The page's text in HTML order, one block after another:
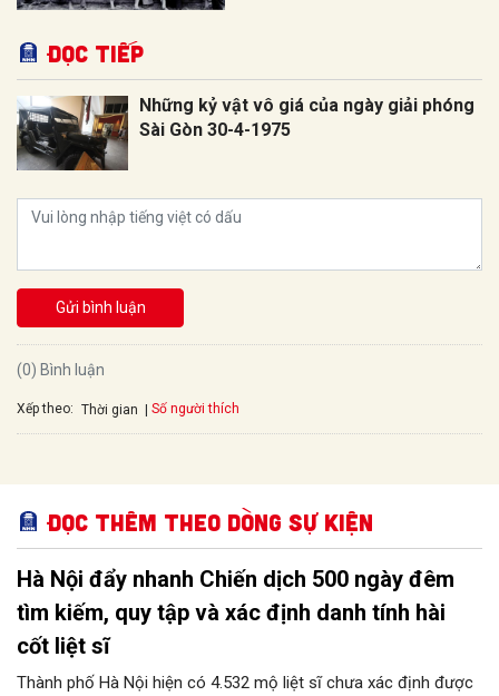
Đọc tiếp
Những kỷ vật vô giá của ngày giải phóng
Sài Gòn 30-4-1975
Gửi bình luận
(0) Bình luận
Xếp theo: Thời gian Số người thích
Đọc thêm Theo dòng sự kiện
Hà Nội đẩy nhanh Chiến dịch 500 ngày đêm
tìm kiếm, quy tập và xác định danh tính hài
cốt liệt sĩ
Thành phố Hà Nội hiện có 4.532 mộ liệt sĩ chưa xác định được